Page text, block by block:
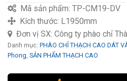
Mã sản phẩm: TP-CM19-DV
Kích thước: L1950mm
Đơn vị SX: Công ty phào chỉ
Danh mục: PHÀO CHỈ THẠCH CAO DÁT
Phong, SẢN PHẨM THẠCH CAO